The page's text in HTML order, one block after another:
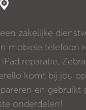
zakelijke
mobiele telefoon
reparatie,
komt bij jou
en gebruikt
onderdelen!